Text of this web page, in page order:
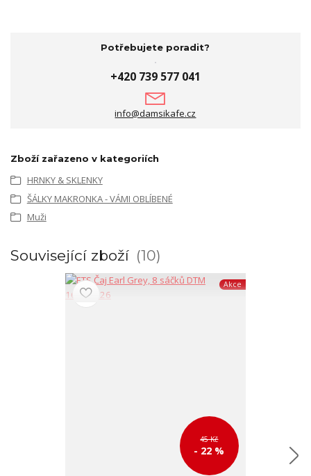
Potřebujete poradit?
+420 739 577 041
info@damsikafe.cz
Zboží zařazeno v kategoriích
HRNKY & SKLENKY
ŠÁLKY MAKRONKA - VÁMI OBLÍBENÉ
Muži
Související zboží 10
Akce
45 Kč
- 22 %